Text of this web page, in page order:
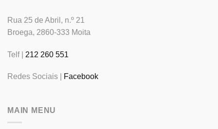
Rua 25 de Abril, n.º 21
Broega, 2860-333 Moita
Telf | 212 260 551
Redes Sociais | Facebook
MAIN MENU